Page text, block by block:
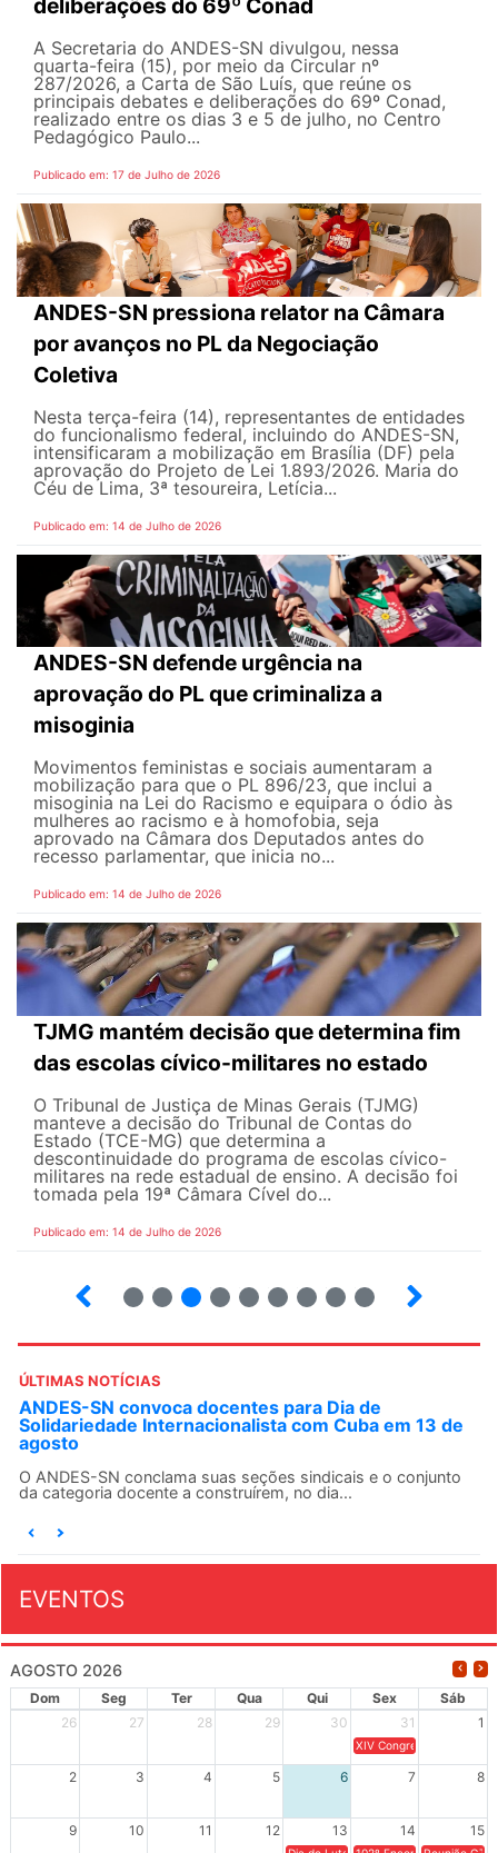
deliberações do 69º Conad
A Secretaria do ANDES-SN divulgou, nessa
quarta-feira (15), por meio da Circular nº
287/2026, a Carta de São Luís, que reúne os
principais debates e deliberações do 69º Conad,
realizado entre os dias 3 e 5 de julho, no Centro
Pedagógico Paulo...
Publicado em: 17 de Julho de 2026
ANDES-SN pressiona relator na Câmara
por avanços no PL da Negociação
Coletiva
Nesta terça-feira (14), representantes de entidades
do funcionalismo federal, incluindo do ANDES-SN,
intensificaram a mobilização em Brasília (DF) pela
aprovação do Projeto de Lei 1.893/2026. Maria do
Céu de Lima, 3ª tesoureira, Letícia...
Publicado em: 14 de Julho de 2026
ANDES-SN defende urgência na
aprovação do PL que criminaliza a
misoginia
Movimentos feministas e sociais aumentaram a
mobilização para que o PL 896/23, que inclui a
misoginia na Lei do Racismo e equipara o ódio às
mulheres ao racismo e à homofobia, seja
aprovado na Câmara dos Deputados antes do
recesso parlamentar, que inicia no...
Publicado em: 14 de Julho de 2026
TJMG mantém decisão que determina fim
das escolas cívico-militares no estado
O Tribunal de Justiça de Minas Gerais (TJMG)
manteve a decisão do Tribunal de Contas do
Estado (TCE-MG) que determina a
descontinuidade do programa de escolas cívico-
militares na rede estadual de ensino. A decisão foi
tomada pela 19ª Câmara Cível do...
Publicado em: 14 de Julho de 2026
ÚLTIMAS NOTÍCIAS
ANDES-SN convoca docentes para Dia de
Solidariedade Internacionalista com Cuba em 13 de
agosto
O ANDES-SN conclama suas seções sindicais e o conjunto
da categoria docente a construírem, no dia...
EVENTOS
AGOSTO 2026
Dom Seg Ter Qua Qui Sex
Sáb
26
27 28 29 30 31 1
XIV Congresso Brasileiro
2 3 4 5 6 7 8
9 10 11 12 13 14 15